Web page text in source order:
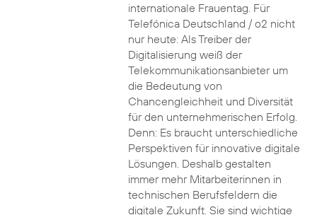
internationale Frauentag. Für
Telefónica Deutschland / o2 nicht
nur heute: Als Treiber der
Digitalisierung weiß der
Telekommunikationsanbieter um
die Bedeutung von
Chancengleichheit und Diversität
für den unternehmerischen Erfolg.
Denn: Es braucht unterschiedliche
Perspektiven für innovative digitale
Lösungen. Deshalb gestalten
immer mehr Mitarbeiterinnen in
technischen Berufsfeldern die
digitale Zukunft. Sie sind wichtige